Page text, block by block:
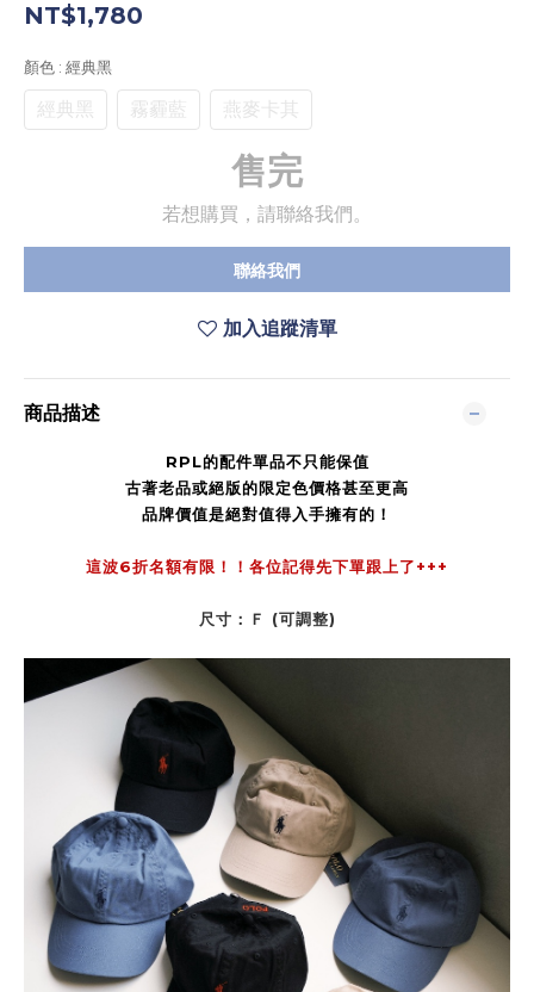
NT$1,780
顏色 : 經典黑
經典黑 霧霾藍 燕麥卡其
售完
若想購買，請聯絡我們。
聯絡我們
加入追蹤清單
商品描述
RPL的配件單品不只能保值
古著老品或絕版的限定色價格甚至更高
品牌價值是絕對值得入手擁有的！
這波6折名額有限！！各位記得先下單跟上了+++
尺寸：Ｆ (可調整)